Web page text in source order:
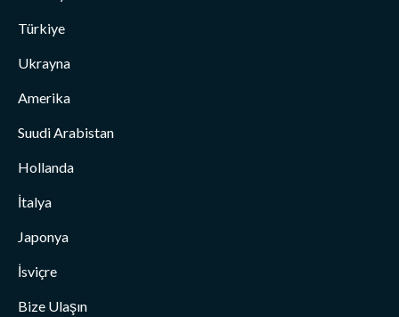
Türkiye
Ukrayna
Amerika
Suudi Arabistan
Hollanda
İtalya
Japonya
İsviçre
Bize Ulaşın